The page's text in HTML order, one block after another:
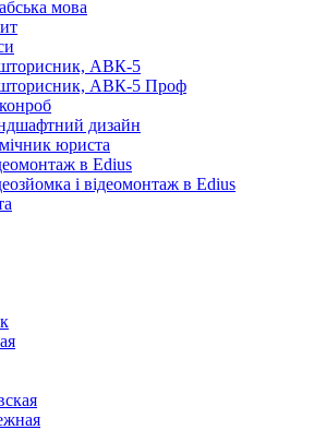
мова
АВК-5
АВК-5 Проф
дизайн
юриста
в Edius
і відеомонтаж в Edius